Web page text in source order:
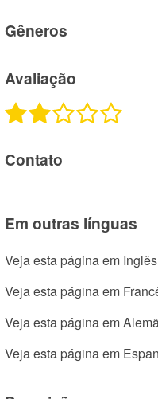
Gêneros
Avaliação
Contato
Em outras línguas
Veja esta página em
Veja esta página em
Veja esta página em
Veja esta página em